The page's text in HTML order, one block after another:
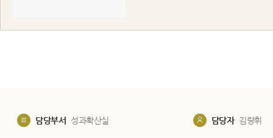
담당부서 성과확산실 담당자 김량휘